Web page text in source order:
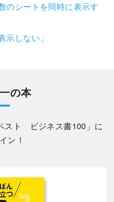
のシートを同時に表示す
しない」
の本
スト ビジネス書100 」に
ン！